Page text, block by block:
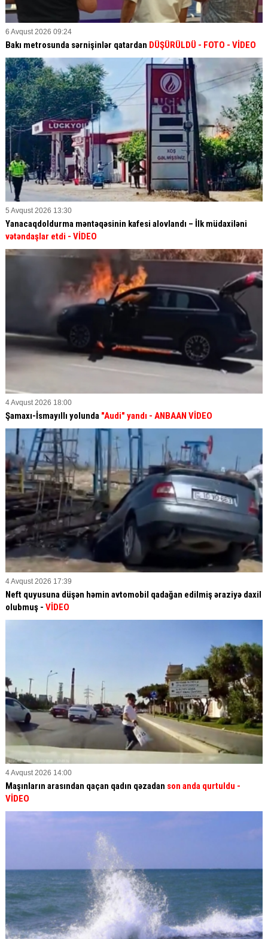
6 Avqust 2026 09:24
Bakı metrosunda sərnişinlər qatardan DÜŞÜRÜLDÜ - FOTO - VİDEO
5 Avqust 2026 13:30
Yanacaqdoldurma məntəqəsinin kafesi alovlandı – İlk müdaxiləni
vətəndaşlar etdi - VİDEO
4 Avqust 2026 18:00
Şamaxı-İsmayıllı yolunda "Audi" yandı - ANBAAN VİDEO
4 Avqust 2026 17:39
Neft quyusuna düşən həmin avtomobil qadağan edilmiş əraziyə daxil
olubmuş - VİDEO
4 Avqust 2026 14:00
Maşınların arasından qaçan qadın qəzadan son anda qurtuldu -
VİDEO